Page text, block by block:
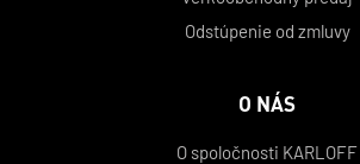
Odstúpenie od zmluvy
O NÁS
O spoločnosti KARLOFF